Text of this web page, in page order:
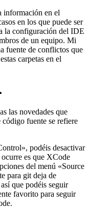
información en el
en los que puede ser
la configuración del IDE
de un equipo. Mi
fuente de conflictos que
carpetas en el
las novedades que
fuente se refiere
podéis desactivar
es que XCode
del menú «Source
para git deja de
que podéis seguir
favorito para seguir